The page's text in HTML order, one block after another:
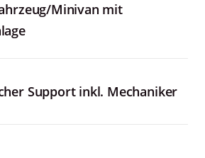
Minivan mit
Support inkl. Mechaniker